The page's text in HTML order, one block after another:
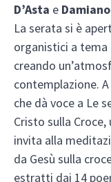
D’Asta e
La serata si è
organistici a tema
creando
contemplazione.
che dà voce a Le
Cristo sulla
invita alla
da Gesù sulla
estratti dai 14